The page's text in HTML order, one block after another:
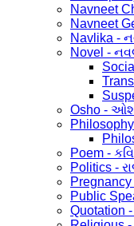
Navneet
Navneet
Navlika -
Novel -
Osho -
Philosophy
Poem -
Politics -
Pregnancy
Public
Quotation